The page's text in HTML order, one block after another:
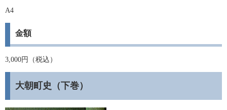
A4
金額
3,000円（税込）
大朝町史（下巻）